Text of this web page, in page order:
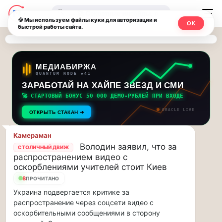
Последние
новости
и
обновления
потока:
Друзья,
приглашаем
на
музыкальную
прогулку
по
Москве
Чайковского!…
приглашаем
на
музыкальную
Москвичи.net
—
Главный
столичный
чат-
мессенджер,
новости
и
инсайды
Москвы
🔍
МЕДИАБИРЖА
QUANTUM NODE v41
ЗАРАБОТАЙ НА ХАЙПЕ ЗВЕЗД И СМИ
🚀 СТАРТОВЫЙ БОНУС 50 000 ДЕМО-РУБЛЕЙ ПРИ ВХОДЕ
ОТКРЫТЬ СТАКАН ➔ ORACLE LIVE
Камераман
СТОЛИЧНЫЙ ДВИЖ
Володин заявил, что за
распространением видео с
оскорблениями учителей стоит Киев
8ПРОЧИТАНО
Украина подвергается критике за
распространение через соцсети видео с
оскорбительными сообщениями в сторону
🍪 Мы используем файлы куки для авторизации и
быстрой работы сайта.
ОК